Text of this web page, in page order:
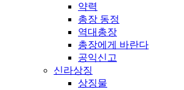
약력
총장 동정
역대총장
총장에게 바란다
공익신고
신라상징
상징물